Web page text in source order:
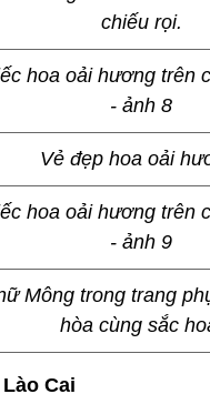
chiếu rọi.
Vẻ đẹp hoa oải
Mông trong trang
hòa cùng sắc
Cai